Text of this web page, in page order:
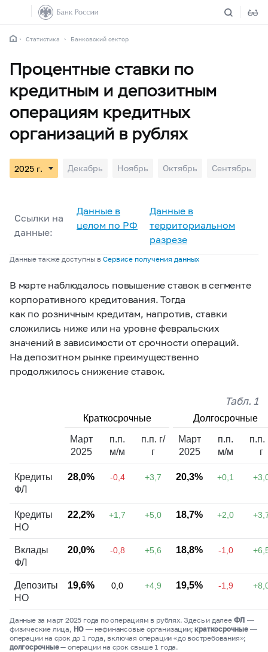
Статистика Банковский сектор
Процентные ставки по
кредитным и депозитным
операциям кредитных
организаций в рублях
Декабрь Ноябрь Октябрь Сентябрь
Ссылки на
данные:
Данные в
целом по РФ
Данные в
территориальном
разрезе
Данные также доступны в Сервисе получения данных
В марте наблюдалось повышение ставок в сегменте
корпоративного кредитования. Тогда
как по розничным кредитам, напротив, ставки
сложились ниже или на уровне февральских
значений в зависимости от срочности операций.
На депозитном рынке преимущественно
продолжилось снижение ставок.
Табл. 1
Краткосрочные Долгосрочные
Март
2025
п.п.
м/м
п.п. г/
г
Март
2025
п.п.
м/м
п.п.
г
Кредиты
ФЛ
28,0% -0,4 +3,7 20,3% +0,1
Кредиты
НО
22,2% +1,7 +5,0 18,7% +2,0
Вклады
ФЛ
20,0% -0,8 +5,6 18,8% -1,0
Депозиты
НО
19,6% 0,0 +4,9 19,5% -1,9
Данные за март 2025 года по операциям в рублях. Здесь и далее ФЛ ―
физические лица, НО ― нефинансовые организации;краткосрочные―
операции на срок до 1 года, включая операции «до востребования»;
долгосрочные— операции на срок свыше 1 года.